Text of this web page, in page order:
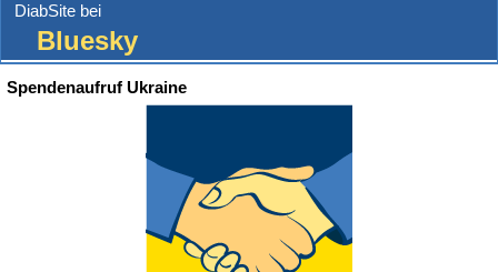
DiabSite bei
Bluesky
Spendenaufruf Ukraine